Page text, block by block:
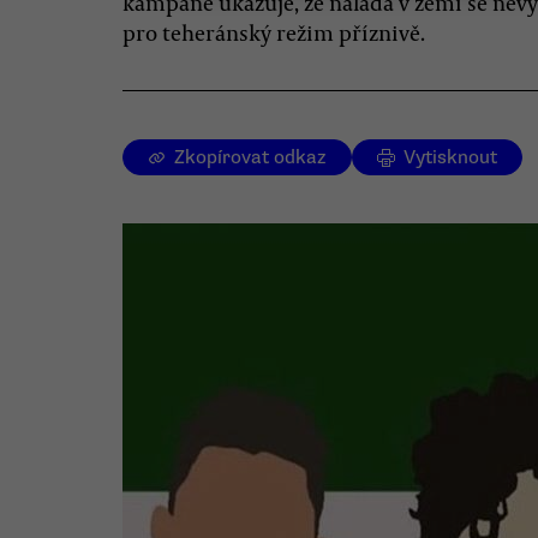
pro teheránský režim příznivě.
Zkopírovat odkaz Vytisknout